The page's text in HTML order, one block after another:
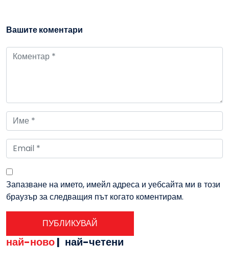
Вашите коментари
Запазване на името, имейл адреса и уебсайта ми в този
браузър за следващия път когато коментирам.
най-ново| най-четени